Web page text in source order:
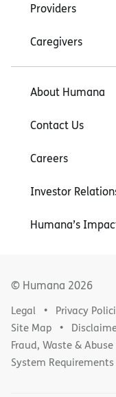
Providers
Caregivers
About Humana
Contact Us
Careers
Investor
Humana’s
© Humana 2026
Legal Privacy
Site Map
Fraud, Waste & Abuse
System Requirements